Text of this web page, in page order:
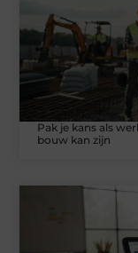
Pak je kans als
bouw kan zijn